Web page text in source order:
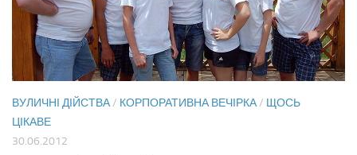
ВУЛИЧНІ ДІЙСТВА/ КОРПОРАТИВНА ВЕЧІРКА/ ЩОСЬ
ЦІКАВЕ
30.06.2012